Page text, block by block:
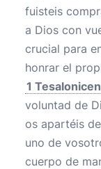
fuisteis
a Dios con
crucial para
honrar el
1
voluntad de
os apartéis
uno de
cuerpo de